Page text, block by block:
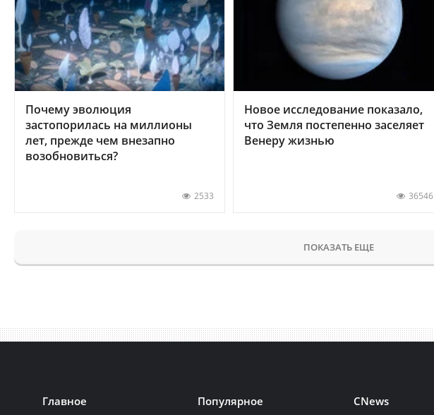
Почему эволюция
застопорилась на миллионы
лет, прежде чем внезапно
возобновиться?
2533
Новое исследование показало,
что Земля постепенно заселяет
Венеру жизнью
36546
ПОКАЗАТЬ ЕЩЕ
Главное Популярное CNews